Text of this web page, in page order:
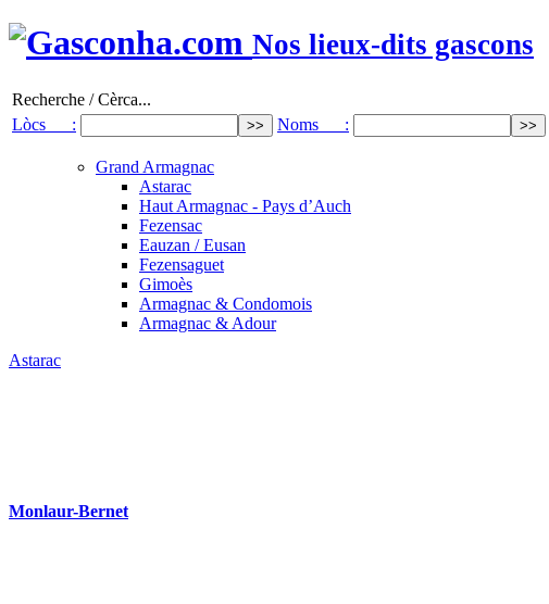
Nos lieux-dits gascons
Recherche / Cèrca...
Lòcs :
Noms :
Grand Armagnac
Astarac
Haut Armagnac - Pays d’Auch
Fezensac
Eauzan / Eusan
Fezensaguet
Gimoès
Armagnac & Condomois
Armagnac & Adour
Astarac
Monlaur-Bernet